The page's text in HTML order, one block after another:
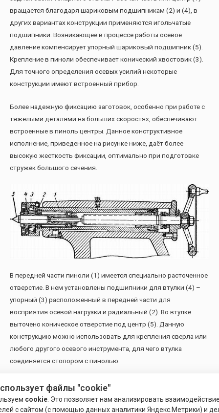
вращается благодаря шариковым подшипникам (2) и (4), в
других вариантах конструкции применяются игольчатые
подшипники. Возникающее в процессе работы осевое
давление компенсирует упорный шариковый подшипник (5).
Крепление в пиноли обеспечивает конический хвостовик (3).
Для точного определения осевых усилий некоторые
конструкции имеют встроенный прибор.
Более надежную фиксацию заготовок, особенно при работе с
тяжелыми деталями на больших скоростях, обеспечивают
встроенные в пиноль центры. Данное конструктивное
исполнение, приведенное на рисунке ниже, даёт более
высокую жесткость фиксации, оптимально при подготовке
стружек большого сечения.
В передней части пиноли (1) имеется специально расточенное
отверстие. В нем установлены подшипники для втулки (4) –
упорный (3) расположенный в передней части для
восприятия осевой нагрузки и радиальный (2). Во втулке
выточено коническое отверстие под центр (5). Данную
конструкцию можно использовать для крепления сверла или
любого другого осевого инструмента, для чего втулка
соединяется стопором с пинолью.
Сфера применения и особенности
Центры вращающиеся применяются в токарных станках для
файлы "cookie"
cookie . Это позволяет нам анализировать
с сайтом (с помощью данных аналитики Яндекс.Метрики) и